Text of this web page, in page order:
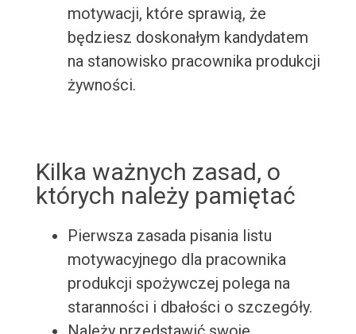
motywacji, które sprawią, że
będziesz doskonałym kandydatem
na stanowisko pracownika produkcji
żywności.
Kilka ważnych zasad, o
których należy pamiętać
Pierwsza zasada pisania listu
motywacyjnego dla pracownika
produkcji spożywczej polega na
staranności i dbałości o szczegóły.